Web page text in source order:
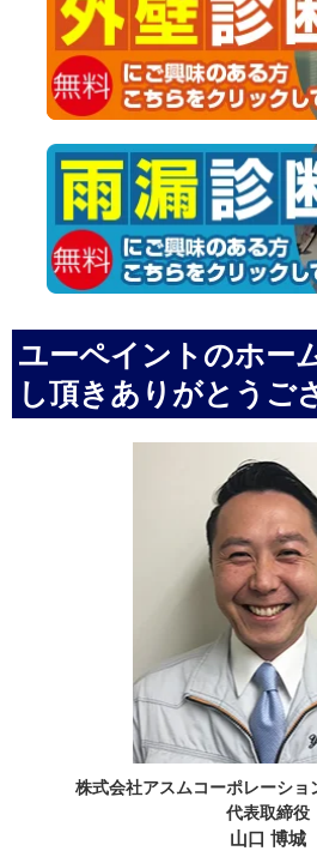
ユーペイントのホー
し頂きありがとうご
株式会社アスムコーポレーショ
代表取締役
山口 博城